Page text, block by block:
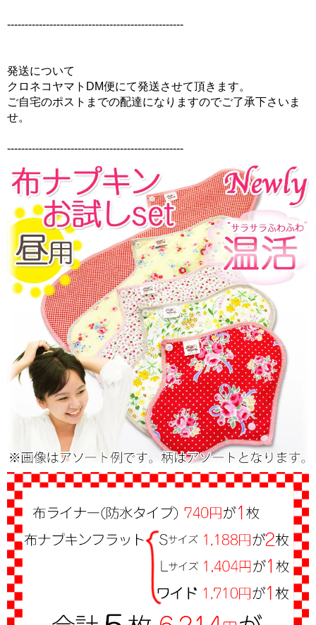
--------------------------------------------------
発送について
クロネコヤマトDM便にて発送させて頂きます。
ご自宅のポストまでの配達になりますのでご了承下さいま
せ。
--------------------------------------------------